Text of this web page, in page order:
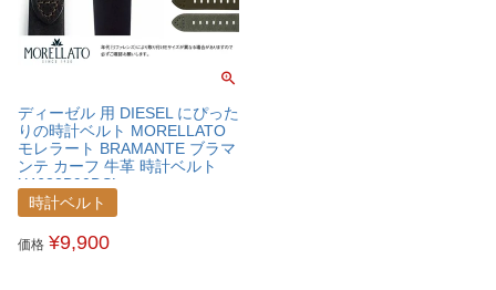
ディーゼル 用 DIESEL にぴった
りの時計ベルト MORELLATO
モレラート BRAMANTE ブラマ
ンテ カーフ 牛革 時計ベルト
X4683B90DSL
時計ベルト
価格 ¥9,900